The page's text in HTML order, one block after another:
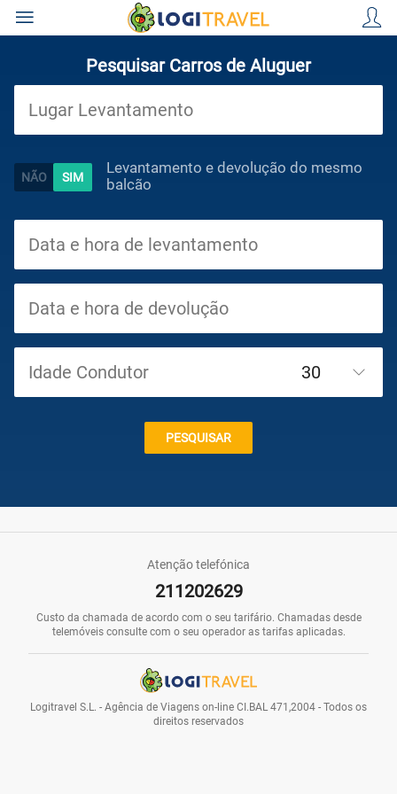
Viagens
Cruzeiros
Circuitos
Praias
Pesquisar Carros de Aluguer
Levantamento e devolução do mesmo
balcão
Idade Condutor
PESQUISAR
Atenção telefónica
211202629
Custo da chamada de acordo com o seu tarifário. Chamadas desde
telemóveis consulte com o seu operador as tarifas aplicadas.
Logitravel S.L. - Agência de Viagens on-line CI.BAL 471,2004 - Todos os
direitos reservados